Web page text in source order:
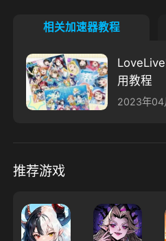
相关加速器教程
用教程
2023年04
推荐游戏